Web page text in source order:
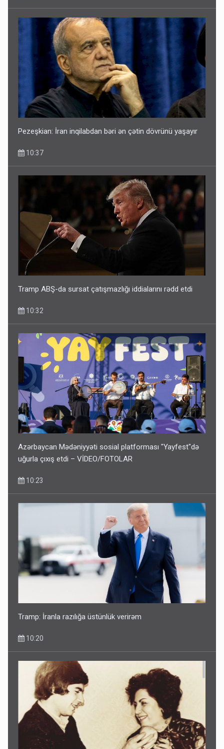
Pezeşkian: İran inqilabdan bəri ən çətin dövrünü yaşayır
10:37
Tramp ABŞ-da sursat çatışmazlığı iddialarını rədd etdi
10:32
Azərbaycan Mədəniyyəti sosial platforması "Yayfest"də
uğurla çıxış etdi – VİDEO/FOTOLAR
10:23
Tramp: İranla razılığa üstünlük verirəm
10:20